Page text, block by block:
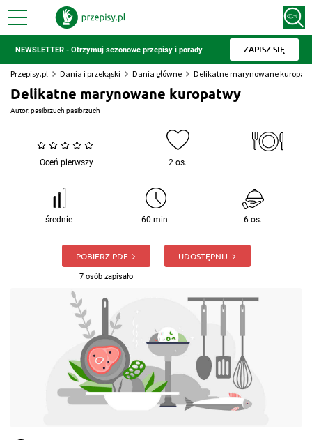
NEWSLETTER - Otrzymuj sezonowe przepisy i porady ZAPISZ SIĘ
Przepisy.pl Dania i przekąski Dania główne Delikatne marynowane
Delikatne marynowane kuropatwy
Autor:pasibrzuch pasibrzuch
Oceń pierwszy 2 os.
średnie 60 min. 6 os.
POBIERZ PDF
7 osób zapisało
UDOSTĘPNIJ